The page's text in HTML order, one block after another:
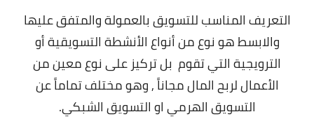
التعريف المناسب للتسويق بالعمولة والمتفق عليها
والابسط هو نوع من أنواع الأنشطة التسويقية أو
الترويجية التي تقوم بل تركيز على نوع معين من
الأعماللربح المال مجاناً, وهو مختلف تماماً عن
التسويق الهرمي او التسويق الشبكي.